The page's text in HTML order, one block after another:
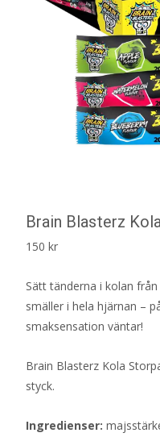
Brain Blasterz
150 kr
Sätt tänderna i kolan
smäller i hela hjärnan –
smaksensation väntar!
Brain Blasterz Kola
styck.
Ingredienser: